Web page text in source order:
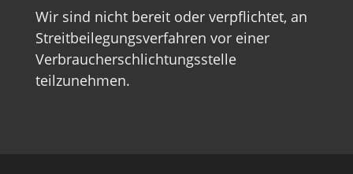
Wir sind nicht bereit oder verpflichtet, an
Streitbeilegungsverfahren vor einer
Verbraucherschlichtungsstelle
teilzunehmen.